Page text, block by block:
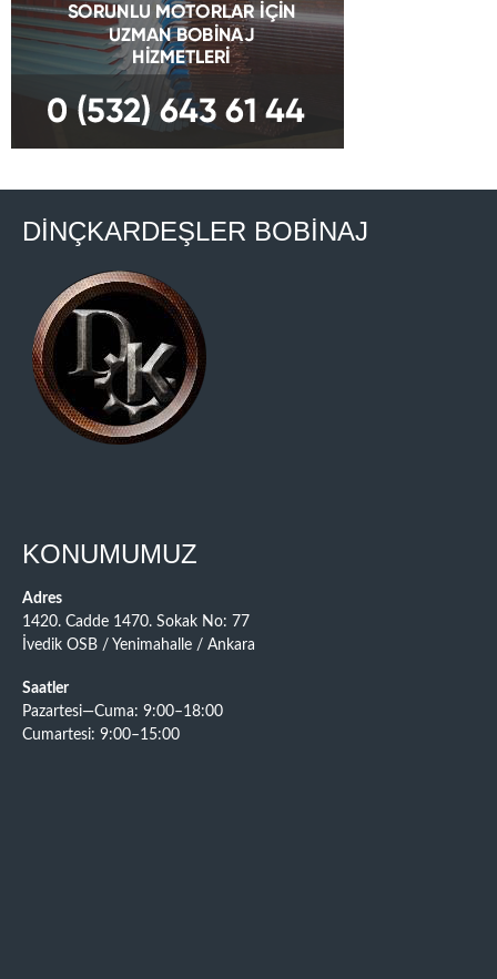
DİNÇKARDEŞLER BOBİNAJ
KONUMUMUZ
Adres
1420. Cadde 1470. Sokak No: 77
İvedik OSB / Yenimahalle / Ankara
Saatler
Pazartesi—Cuma: 9:00–18:00
Cumartesi: 9:00–15:00